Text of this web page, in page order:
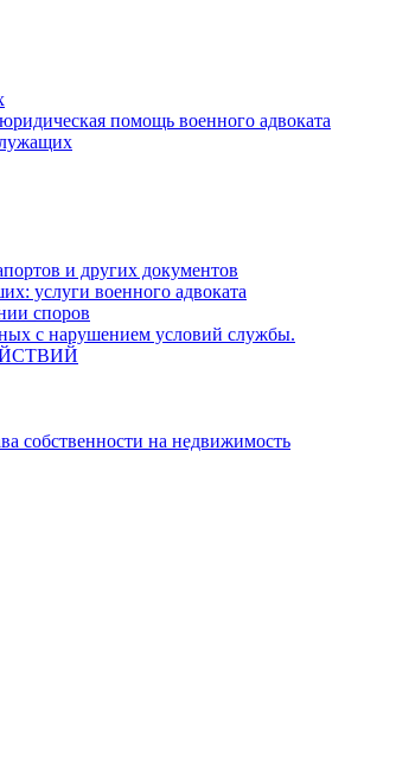
помощь военного адвоката
и других документов
услуги военного адвоката
споров
с нарушением условий службы.
собственности на недвижимость